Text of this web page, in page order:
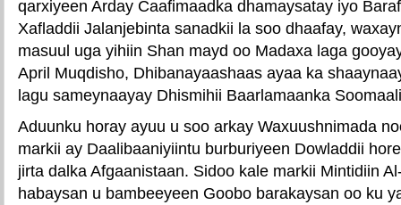
qarxiyeen Arday Caafimaadka dhamaysatay iyo
Xafladdii Jalanjebinta sanadkii la soo dhaafay,
masuul uga yihiin Shan mayd oo Madaxa laga
April Muqdisho, Dhibanayaashaas ayaa ka
lagu sameynaayay Dhismihii Baarlamaanka
Aduunku horay ayuu u soo arkay Waxuushnimada
markii ay Daalibaaniyiintu burburiyeen Dowladdii
jirta dalka Afgaanistaan. Sidoo kale markii Mintidiin
habaysan u bambeeyeen Goobo barakaysan oo ku